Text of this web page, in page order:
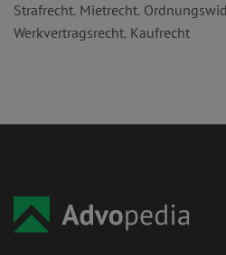
Strafrecht, Mietrecht,
Werkvertragsrecht, Kaufrecht